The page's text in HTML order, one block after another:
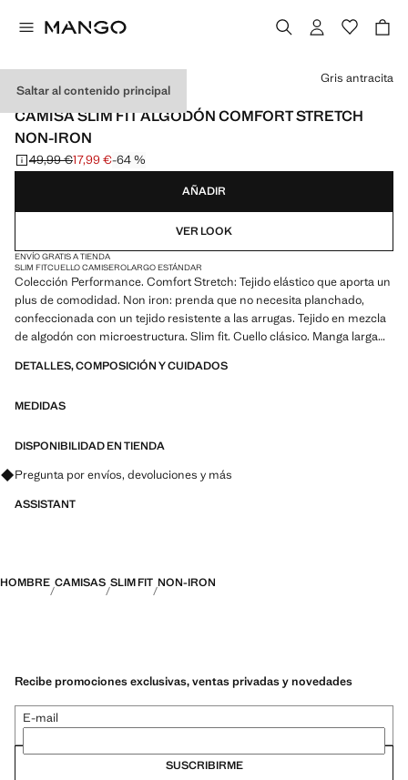
Saltar al contenido principal
PERFORMANCE
CAMISA SLIM FIT ALGODÓN COMFORT STRETCH
NON-IRON
Precio inicial tachado [49,99 € ]
49,99 €
Precio actual [17,99 € ]
17,99 €-64 %
Selecciona un color
Gris antracita
AÑADIR
VER LOOK
ENVÍO GRATIS A TIENDA
SLIM FITCUELLO CAMISEROLARGO ESTÁNDAR
Colección Performance. Comfort Stretch: Tejido elástico que aporta un
plus de comodidad. Non iron: prenda que no necesita planchado,
confeccionada con un tejido resistente a las arrugas. Tejido en mezcla
de algodón con microestructura. Slim fit. Cuello clásico. Manga larga
redondeado. Producto en rebajas
PERFORMANCE: Una colección de prendas confeccionadas con
características avanzadas como tejidos bi-stretch, de secado rápido,
organizadas en tres categorías generales: Termorregulador, Funcional
y Confort
DETALLES, COMPOSICIÓN Y CUIDADOS
MEDIDAS
DISPONIBILIDAD EN TIENDA
Pregunta por envíos, devoluciones y más
ASSISTANT
HOMBRE CAMISAS SLIM FIT NON-IRON
Recibe promociones exclusivas, ventas privadas y novedades
E-mail
SUSCRIBIRME